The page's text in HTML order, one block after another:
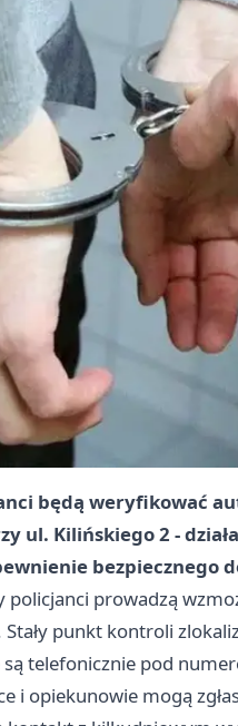
będą weryfikować
ul. Kilińskiego 2 -
bezpiecznego
policjanci prowadzą
Stały punkt kontroli
telefonicznie pod
i opiekunowie mogą